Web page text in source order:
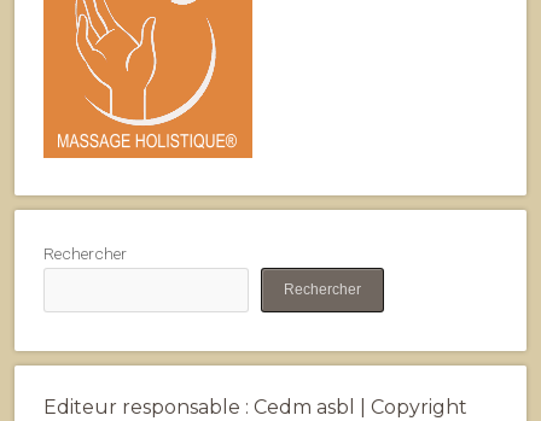
Rechercher
Rechercher
Editeur responsable : Cedm asbl | Copyright